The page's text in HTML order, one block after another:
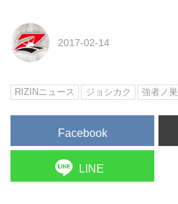
2017-02-14
RIZINニュース ジョシカク 強者ノ巣
Facebook
LINE